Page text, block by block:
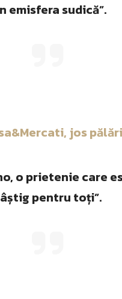
emisfera sudică”.
jos
o prietenie care
pentru toți”.